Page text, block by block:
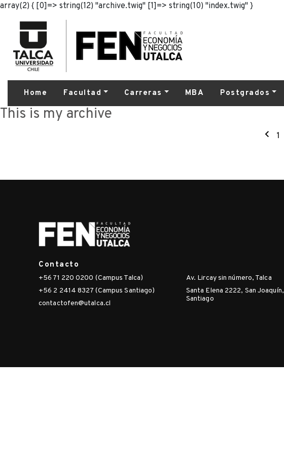
array(2) { [0]=> string(12) "archive.twig" [1]=> string(10) "index.twig" }
Home Facultad Carreras MBA Postgrados
This is my archive
1
Contacto
+56 71 220 0200 (Campus Talca)
+56 2 2414 8327 (Campus Santiago)
contactofen@utalca.cl
Av. Lircay sin número, Talca
Santa Elena 2222, San Joaquín,
Santiago